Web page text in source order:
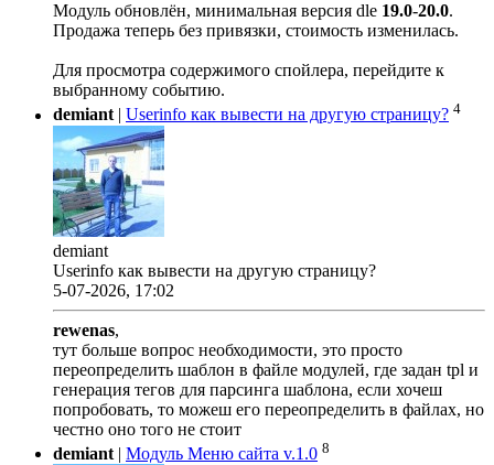
Модуль обновлён, минимальная версия dle 19.0-20.0.
Продажа теперь без привязки, стоимость изменилась.
Для просмотра содержимого спойлера, перейдите к
выбранному событию.
demiant| Userinfo как вывести на другую страницу? 4
demiant
Userinfo как вывести на другую страницу?
5-07-2026, 17:02
rewenas,
тут больше вопрос необходимости, это просто
переопределить шаблон в файле модулей, где задан tpl и
генерация тегов для парсинга шаблона, если хочеш
попробовать, то можеш его переопределить в файлах, но
честно оно того не стоит
demiant | Модуль Меню сайта v.1.0 8